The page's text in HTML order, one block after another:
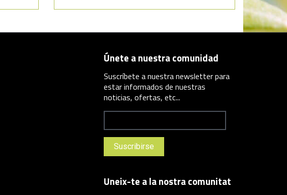
Únete a nuestra comunidad
Suscríbete a nuestra newsletter para
estar informados de nuestras
noticias, ofertas, etc...
Uneix-te a la nostra comunitat